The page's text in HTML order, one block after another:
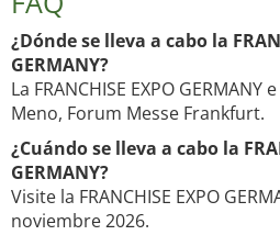
¿Dónde se lleva a cabo la
GERMANY?
La FRANCHISE EXPO
Meno, Forum Messe Frankfurt.
¿Cuándo se lleva a cabo la
GERMANY?
Visite la FRANCHISE EXPO
noviembre 2026.